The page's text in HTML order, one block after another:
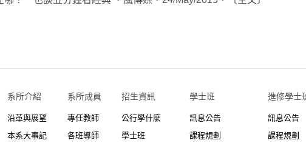
系所介紹
沿革與展望
本系大事記
系所成員
專任教師
各班導師
招生資訊
公行學什麼
學士班
學士班⠀⠀
訊息公告
課程規劃
進修學士
訊息公告
課程規劃